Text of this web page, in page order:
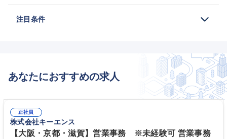
注目条件
あなたにおすすめの求人
正社員
株式会社キーエンス
【大阪・京都・滋賀】営業事務 ※未経験可 営業事務